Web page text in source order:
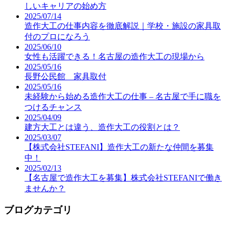
しいキャリアの始め方
2025/07/14
造作大工の仕事内容を徹底解説｜学校・施設の家具取
付のプロになろう
2025/06/10
女性も活躍できる！名古屋の造作大工の現場から
2025/05/16
長野公民館 家具取付
2025/05/16
未経験から始める造作大工の仕事 – 名古屋で手に職を
つけるチャンス
2025/04/09
建方大工とは違う、造作大工の役割とは？
2025/03/07
【株式会社STEFANI】造作大工の新たな仲間を募集
中！
2025/02/13
【名古屋で造作大工を募集】株式会社STEFANIで働き
ませんか？
ブログカテゴリ